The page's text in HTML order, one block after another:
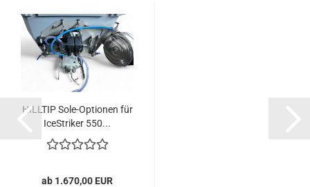
HILLTIP Sole-Optionen für
IceStriker 550...
ab 1.670,00 EUR